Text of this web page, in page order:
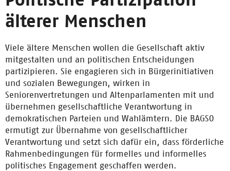
älterer Menschen
Viele ältere Menschen wollen die Gesellschaft aktiv
mitgestalten und an politischen Entscheidungen
partizipieren. Sie engagieren sich in Bürgerinitiativen
und sozialen Bewegungen, wirken in
Seniorenvertretungen und Altenparlamenten mit und
übernehmen gesellschaftliche Verantwortung in
demokratischen Parteien und Wahlämtern. Die BAGSO
ermutigt zur Übernahme von gesellschaftlicher
Verantwortung und setzt sich dafür ein, dass förderliche
Rahmenbedingungen für formelles und informelles
politisches Engagement geschaffen werden.